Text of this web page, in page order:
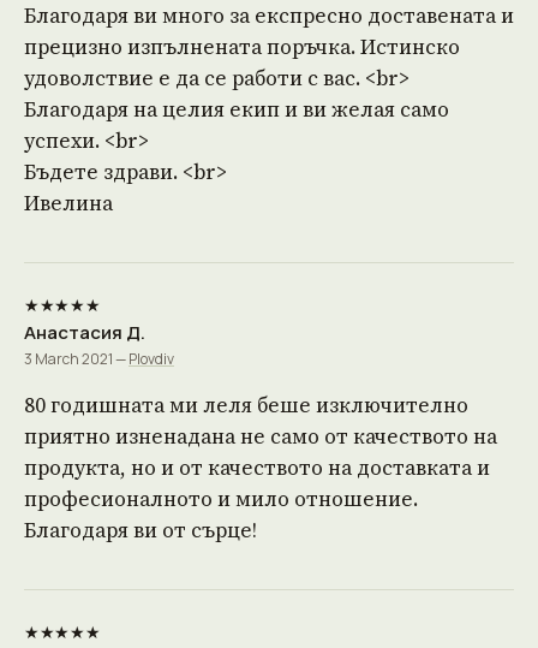
Благодаря ви много за експресно доставената и
прецизно изпълнената поръчка. Истинско
удоволствие е да се работи с вас. <br>
Благодаря на целия екип и ви желая само
успехи. <br>
Бъдете здрави. <br>
Ивелина
★★★★★
Анастасия Д.
3 March 2021 —Plovdiv
80 годишната ми леля беше изключително
приятно изненадана не само от качеството на
продукта, но и от качеството на доставката и
професионалното и мило отношение.
Благодаря ви от сърце!
★★★★★